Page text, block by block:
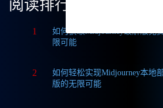
阅读排行
1
如何获取Midjourney破解版免
限可能
2
如何轻松实现Midjourney本地
版的无限可能